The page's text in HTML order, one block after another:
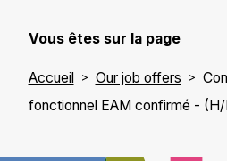
Vous êtes sur la page
Accueil Our job offers
fonctionnel EAM confirmé -